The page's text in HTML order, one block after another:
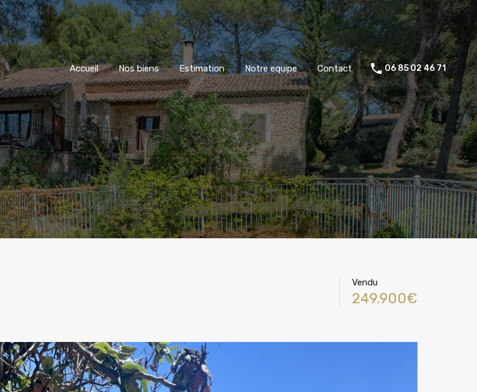
Accueil Nos biens Estimation Notre equipe Contact
Accueil Nos biens Estimation Notre equipe Contact 06 85 02 46 71
Vendu
249.900€